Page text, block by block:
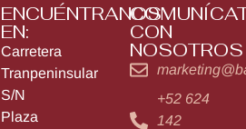
ENCUÉNTRANOS
EN:
Carretera
Tranpeninsular
S/N
Plaza
CON
NOSOTROS
+52 624
142